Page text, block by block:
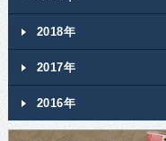
2018年
2017年
2016年